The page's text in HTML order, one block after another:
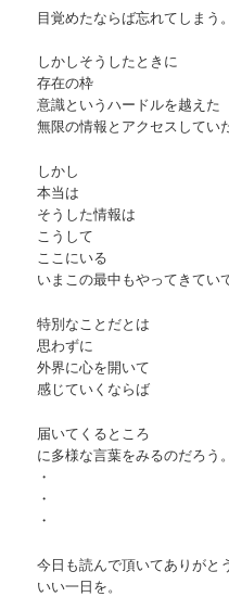
目覚めたならば忘れてしまう。
しかしそうしたときに
存在の枠
意識というハードルを越えた
無限の情報とアクセスしてい
しかし
本当は
そうした情報は
こうして
ここにいる
いまこの最中もやってきてい
特別なことだとは
思わずに
外界に心を開いて
感じていくならば
届いてくるところ
に多様な言葉をみるのだろう。
・
・
・
今日も読んで頂いてありがと
いい一日を。